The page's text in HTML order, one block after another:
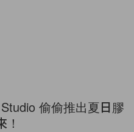
偷偷推出夏日膠